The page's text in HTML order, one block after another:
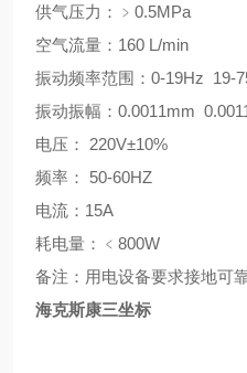
供气压力：﹥0.5MPa
空气流量：160 L/min
振动频率范围：0-19Hz 19-
振动振幅：0.0011mm
电压： 220V±10%
频率： 50-60HZ
电流：15A
耗电量：﹤800W
备注：用电设备要求接地可
海克斯康三坐标